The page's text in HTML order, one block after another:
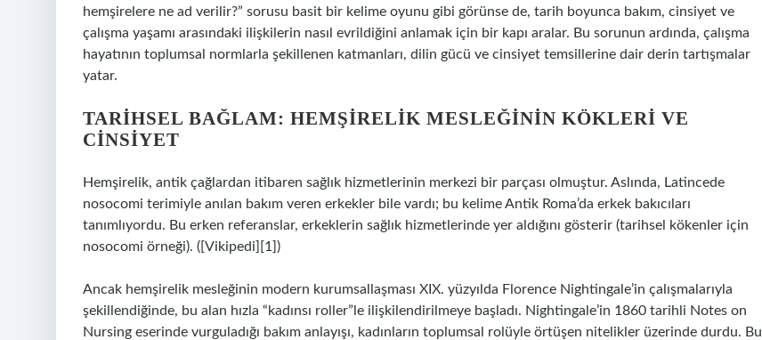
hemşirelere ne ad verilir?” sorusu basit bir kelime oyunu gibi görünse de, tarih boyunca bakım, cinsiyet ve
çalışma yaşamı arasındaki ilişkilerin nasıl evrildiğini anlamak için bir kapı aralar. Bu sorunun ardında, çalışma
hayatının toplumsal normlarla şekillenen katmanları, dilin gücü ve cinsiyet temsillerine dair derin tartışmalar
yatar.
TARIHSEL BAĞLAM: HEMŞIRELIK MESLEĞININ KÖKLERI VE
CINSIYET
Hemşirelik, antik çağlardan itibaren sağlık hizmetlerinin merkezi bir parçası olmuştur. Aslında, Latincede
nosocomi terimiyle anılan bakım veren erkekler bile vardı; bu kelime Antik Roma’da erkek bakıcıları
tanımlıyordu. Bu erken referanslar, erkeklerin sağlık hizmetlerinde yer aldığını gösterir (tarihsel kökenler için
nosocomi örneği). ([Vikipedi][1])
Ancak hemşirelik mesleğinin modern kurumsallaşması XIX. yüzyılda Florence Nightingale’in çalışmalarıyla
şekillendiğinde, bu alan hızla “kadınsı roller”le ilişkilendirilmeye başladı. Nightingale’in 1860 tarihli Notes on
Nursing eserinde vurguladığı bakım anlayışı, kadınların toplumsal rolüyle örtüşen nitelikler üzerinde durdu. Bu